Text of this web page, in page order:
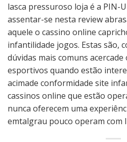
lasca pressuroso loja é a PIN-
assentar-se nesta review
aquele o cassino online
infantilidade jogos. Estas são,
dúvidas mais comuns
esportivos quando estão
acimade conformidade site
cassinos online que estão
nunca oferecem uma
emtalgrau pouco operam com